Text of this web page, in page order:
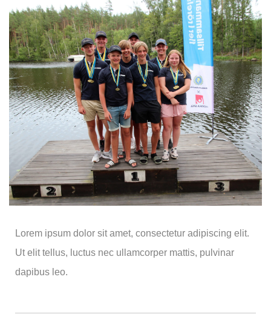
Lorem ipsum dolor sit amet, consectetur adipiscing elit.
Ut elit tellus, luctus nec ullamcorper mattis, pulvinar
dapibus leo.